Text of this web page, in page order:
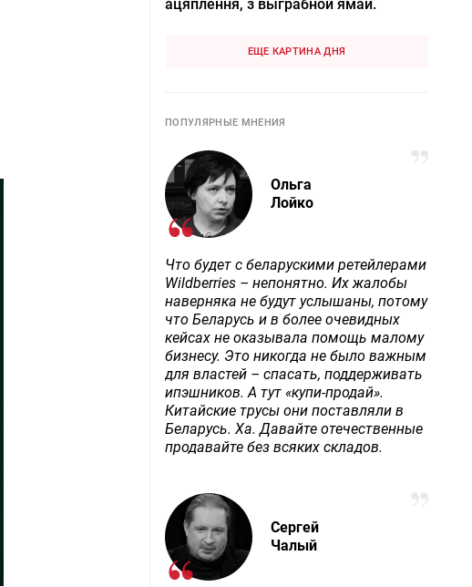
ацяплення, з выграбной ямай.
ЕЩЕ КАРТИНА ДНЯ
ПОПУЛЯРНЫЕ МНЕНИЯ
Ольга
Лойко
Что будет с беларускими ретейлерами
Wildberries – непонятно. Их жалобы
наверняка не будут услышаны, потому
что Беларусь и в более очевидных
кейсах не оказывала помощь малому
бизнесу. Это никогда не было важным
для властей – спасать, поддерживать
ипэшников. А тут «купи-продай».
Китайские трусы они поставляли в
Беларусь. Ха. Давайте отечественные
продавайте без всяких складов.
Сергей
Чалый